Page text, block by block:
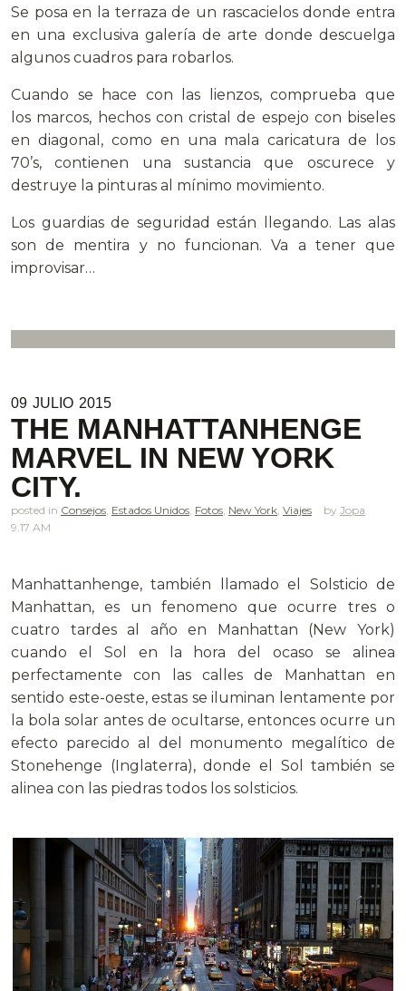
Se posa en la terraza de un rascacielos donde entra
en una exclusiva galería de arte donde descuelga
algunos cuadros para robarlos.
Cuando se hace con las lienzos, comprueba que
los marcos, hechos con cristal de espejo con biseles
en diagonal, como en una mala caricatura de los
70’s, contienen una sustancia que oscurece y
destruye la pinturas al mínimo movimiento.
Los guardias de seguridad están llegando. Las alas
son de mentira y no funcionan. Va a tener que
improvisar…
09 JULIO 2015
THE MANHATTANHENGE
MARVEL IN NEW YORK
CITY.
posted in Consejos, Estados Unidos, Fotos, New York, Viajes
Jopa
9.17 AM
Manhattanhenge, también llamado el Solsticio de
Manhattan, es un fenomeno que ocurre tres o
cuatro tardes al año en Manhattan (New York)
cuando el Sol en la hora del ocaso se alinea
perfectamente con las calles de Manhattan en
sentido este-oeste, estas se iluminan lentamente por
la bola solar antes de ocultarse, entonces ocurre un
efecto parecido al del monumento megalítico de
Stonehenge (Inglaterra), donde el Sol también se
alinea con las piedras todos los solsticios.